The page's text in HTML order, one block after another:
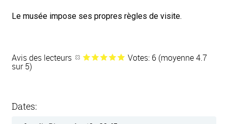
Le musée impose ses propres règles de visite.
Avis des lecteurs Votes: 6 (moyenne 4.7
sur 5)
Dates: